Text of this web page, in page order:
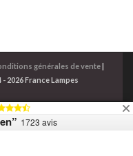
générales de vente|
2026 France Lampes
1723 avis